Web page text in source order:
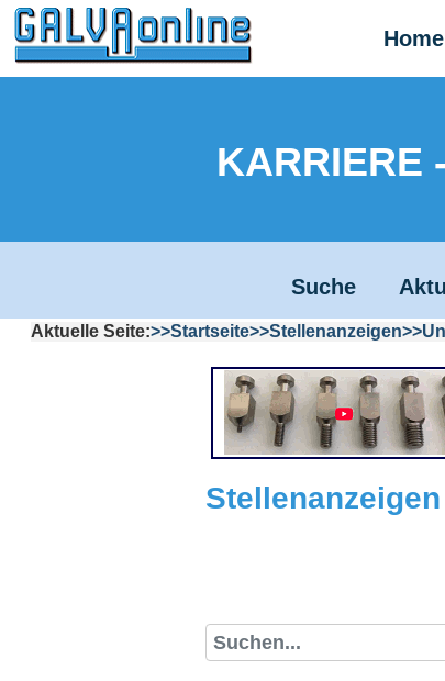
Home
KARRIERE
Suche
Aktuelle Seite: Startseite Stellenanzeigen
Stellenanzeigen